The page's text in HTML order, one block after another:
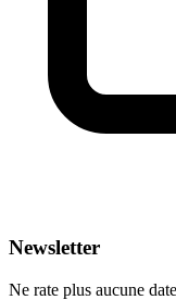
Newsletter
Ne rate plus aucune